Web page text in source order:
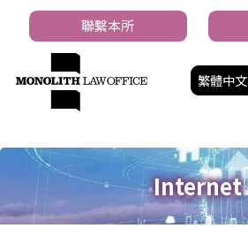
繁體中文
聯繫本所
Internet